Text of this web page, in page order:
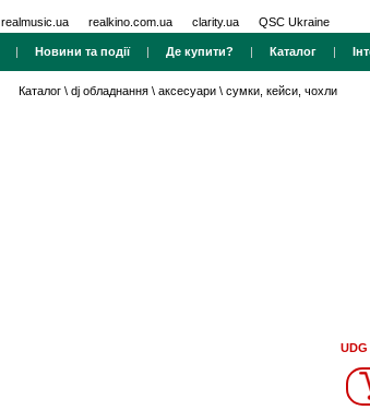
realmusic.ua realkino.com.ua clarity.ua QSC Ukraine
| Новини та події| Де купити? | Каталог |
Каталог \ dj обладнання \ аксесуари \ сумки, кейси, чохли
UDG